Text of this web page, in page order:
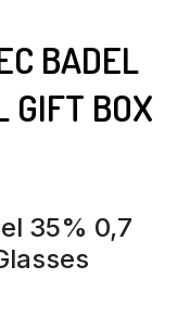
BADEL
GIFT BOX
35% 0,7